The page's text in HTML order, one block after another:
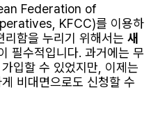
Federation of
KFCC)를 이용하
리함을 누리기 위해서는 새
필수적입니다. 과거에는 무
입할 수 있었지만, 이제는
비대면으로도 신청할 수